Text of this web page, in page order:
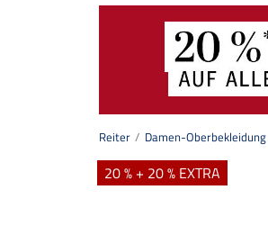
Reiter Damen-Oberbekleidung
20 % + 20 % EXTRA